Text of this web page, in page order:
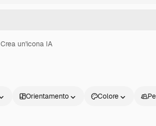
Crea un'icona IA
Orientamento Colore